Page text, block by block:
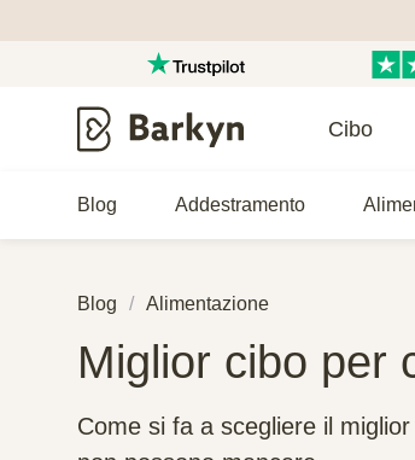
Cibo
Blog Addestramento
Blog Alimentazione
Miglior cibo per
Come si fa a scegliere il